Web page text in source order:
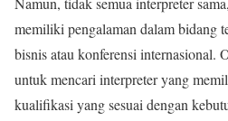
memiliki pengalaman dalam bidang
bisnis atau konferensi internasional.
untuk mencari interpreter yang
kualifikasi yang sesuai dengan